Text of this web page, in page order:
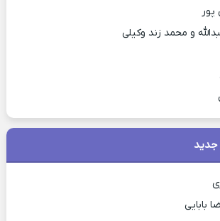
و محمد زند وکیلی
بابایی